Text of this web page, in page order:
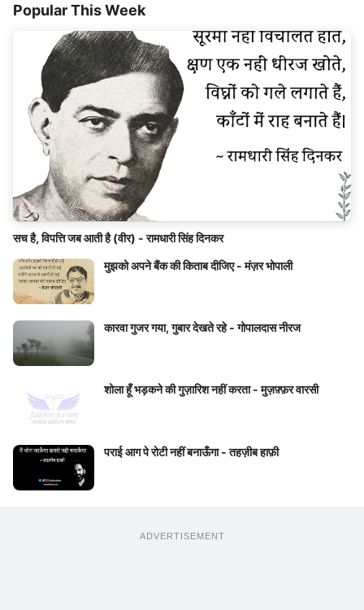
Popular This Week
सच है, विपत्ति जब आती है (वीर) - रामधारी सिंह दिनकर
मुझको अपने बैंक की किताब दीजिए - मंज़र भोपाली
कारवा गुजर गया, गुबार देखते रहे - गोपालदास नीरज
शोला हूँ भड़कने की गुज़ारिश नहीं करता - मुज़फ़्फ़र वारसी
पराई आग पे रोटी नहीं बनाऊँगा - तहज़ीब हाफ़ी
ADVERTISEMENT